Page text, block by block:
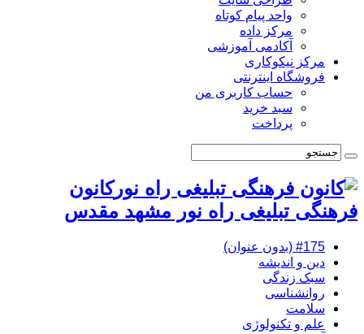
واحد پیام کوتاه
مرکز داده
آکادمی آموزشی
مرکز نیکوکاری
فروشگاه اینترنتی
حساب کاربری من
سبد خرید
پرداخت
کانون
فرهنگی تبلیغی راه نور مشهد مقدس
#175 (بدون عنوان)
دین و اندیشه
سبک زندگی
روانشناسی
سلامت
علم و تکنولوژی